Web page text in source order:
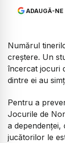
ADAUGĂ-NE
Numărul
creștere. Un
încercat jocuri
dintre ei au
Pentru a
Jocurile de
a dependenței,
jucătorilor le